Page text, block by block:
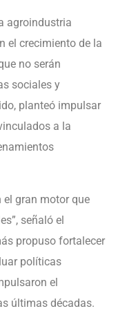
agroindustria
el crecimiento de la
no serán
sociales y
planteó impulsar
a la
el gran motor que
señaló el
propuso fortalecer
políticas
el
últimas décadas.